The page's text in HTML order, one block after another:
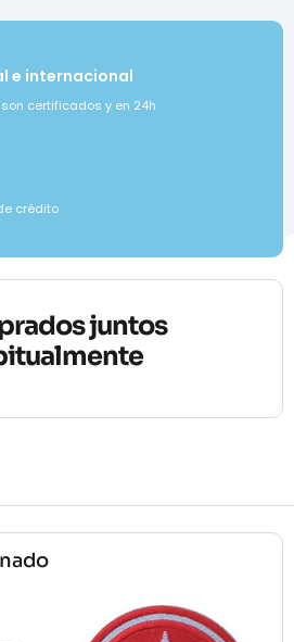
e internacional
certificados y en 24h
crédito
juntos